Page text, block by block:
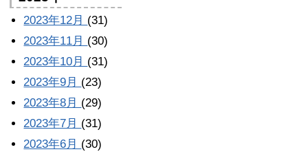
2023年12月 (31)
2023年11月 (30)
2023年10月 (31)
2023年9月 (23)
2023年8月 (29)
2023年7月 (31)
2023年6月 (30)